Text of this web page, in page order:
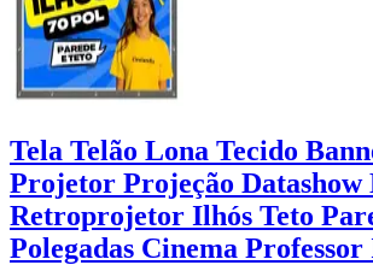
Tela Telão Lona Tecido
Projetor Projeção Datashow
Retroprojetor Ilhós Teto
Polegadas Cinema